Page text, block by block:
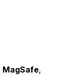
MagSafe,